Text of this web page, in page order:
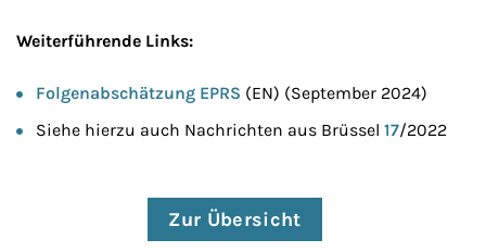
Weiterführende Links:
Folgenabschätzung EPRS (EN) (September 2024)
Siehe hierzu auch Nachrichten aus Brüssel 17/2022
Zur Übersicht